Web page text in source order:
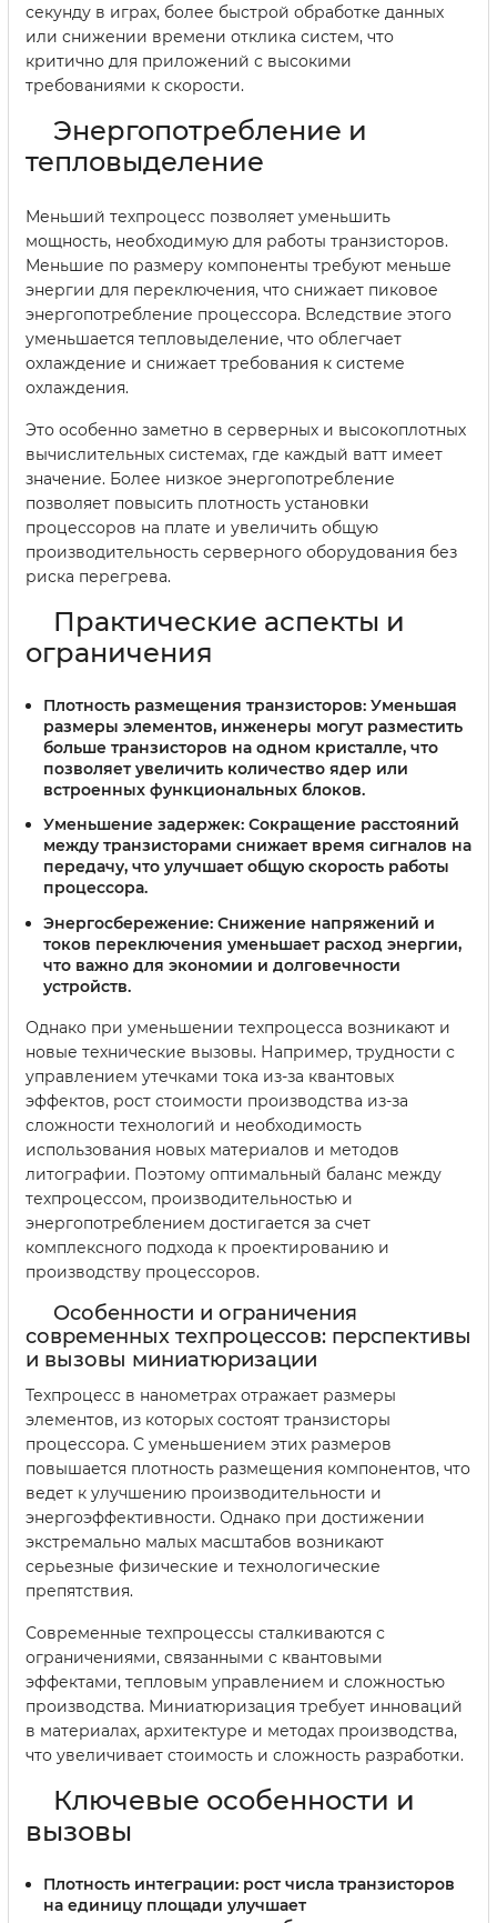
секунду в играх, более быстрой обработке данных
или снижении времени отклика систем, что
критично для приложений с высокими
требованиями к скорости.
Энергопотребление и
тепловыделение
Меньший техпроцесс позволяет уменьшить
мощность, необходимую для работы транзисторов.
Меньшие по размеру компоненты требуют меньше
энергии для переключения, что снижает пиковое
энергопотребление процессора. Вследствие этого
уменьшается тепловыделение, что облегчает
охлаждение и снижает требования к системе
охлаждения.
Это особенно заметно в серверных и высокоплотных
вычислительных системах, где каждый ватт имеет
значение. Более низкое энергопотребление
позволяет повысить плотность установки
процессоров на плате и увеличить общую
производительность серверного оборудования без
риска перегрева.
Практические аспекты и
ограничения
Плотность размещения транзисторов: Уменьшая
размеры элементов, инженеры могут разместить
больше транзисторов на одном кристалле, что
позволяет увеличить количество ядер или
встроенных функциональных блоков.
Уменьшение задержек: Сокращение расстояний
между транзисторами снижает время сигналов на
передачу, что улучшает общую скорость работы
процессора.
Энергосбережение: Снижение напряжений и
токов переключения уменьшает расход энергии,
что важно для экономии и долговечности
устройств.
Однако при уменьшении техпроцесса возникают и
новые технические вызовы. Например, трудности с
управлением утечками тока из-за квантовых
эффектов, рост стоимости производства из-за
сложности технологий и необходимость
использования новых материалов и методов
литографии. Поэтому оптимальный баланс между
техпроцессом, производительностью и
энергопотреблением достигается за счет
комплексного подхода к проектированию и
производству процессоров.
Особенности и ограничения
современных техпроцессов: перспективы
и вызовы миниатюризации
Техпроцесс в нанометрах отражает размеры
элементов, из которых состоят транзисторы
процессора. С уменьшением этих размеров
повышается плотность размещения компонентов, что
ведет к улучшению производительности и
энергоэффективности. Однако при достижении
экстремально малых масштабов возникают
серьезные физические и технологические
препятствия.
Современные техпроцессы сталкиваются с
ограничениями, связанными с квантовыми
эффектами, тепловым управлением и сложностью
производства. Миниатюризация требует инноваций
в материалах, архитектуре и методах производства,
что увеличивает стоимость и сложность разработки.
Ключевые особенности и
вызовы
Плотность интеграции: рост числа транзисторов
на единицу площади улучшает